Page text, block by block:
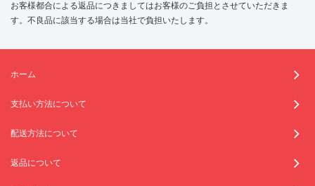
お客様都合による返品につきましてはお客様のご負担とさせていただきま
す。不良品に該当する場合は当社で負担いたします。
ホーム
支払い方法について
配送方法について
返品について